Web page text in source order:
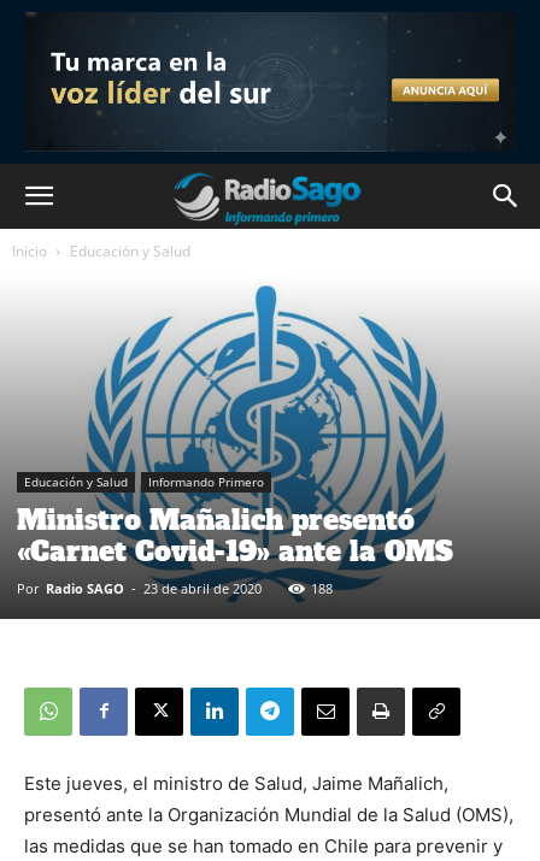
Inicio Educación y Salud
Educación y Salud Informando Primero
Ministro Mañalich presentó
«Carnet Covid-19» ante la OMS
Por Radio SAGO - 23 de abril de 2020 188
Este jueves, el ministro de Salud, Jaime Mañalich,
presentó ante la Organización Mundial de la Salud (OMS),
las medidas que se han tomado en Chile para prevenir y